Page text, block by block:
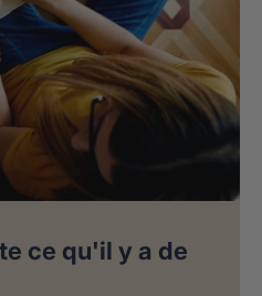
ce qu'il y a de